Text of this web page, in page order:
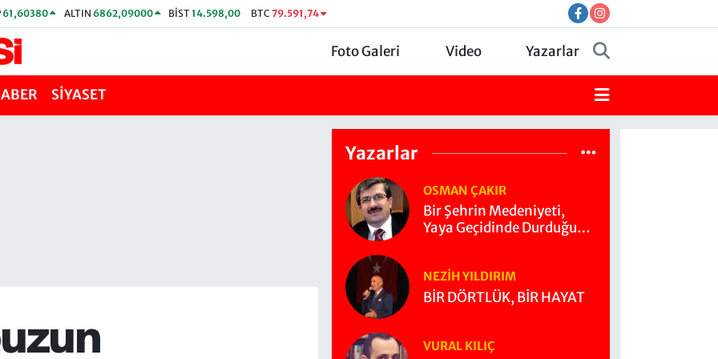
61,60380 ALTIN 6862,09000 BİST14.598,00 BTC 79.591,74
Foto Galeri Video Yazarlar
SİYASET
Yazarlar
OSMAN ÇAKIR
Bir Şehrin Medeniyeti,
Yaya Geçidinde Durduğu
NEZIH YILDIRIM
BİR DÖRTLÜK, BİR HAYAT
VURAL KILIÇ